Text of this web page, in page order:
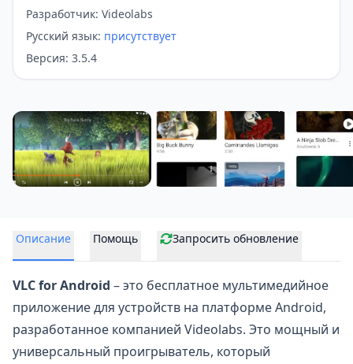
Разработчик: Videolabs
Русский язык: присутствует
Версия: 3.5.4
Описание Помощь Запросить обновление
VLC for Android – это бесплатное мультимедийное
приложение для устройств на платформе Android,
разработанное компанией Videolabs. Это мощный и
универсальный проигрыватель, который